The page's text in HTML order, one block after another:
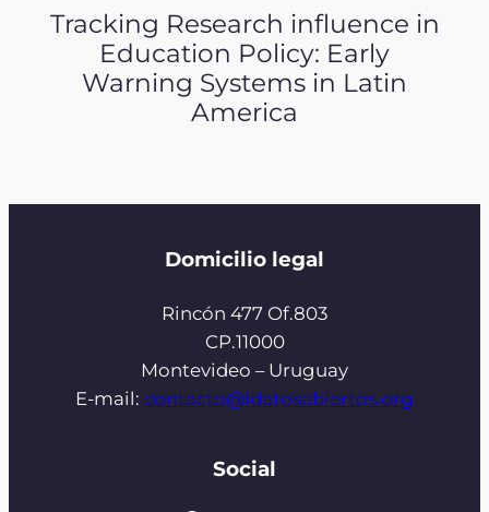
Tracking Research influence in
Education Policy: Early
Warning Systems in Latin
America
Domicilio legal
Rincón 477 Of.803
CP.11000
Montevideo – Uruguay
E-mail: contacto@idatosabiertos.org
Social